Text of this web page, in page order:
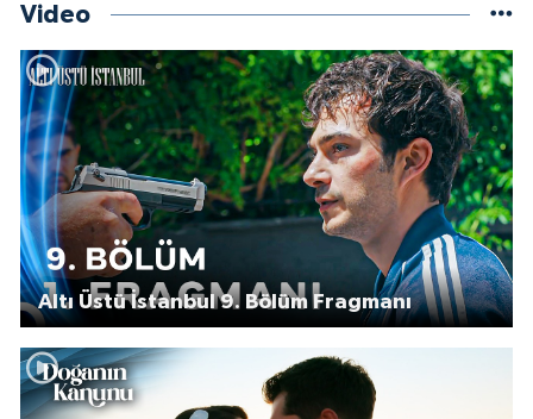
Video
Altı Üstü İstanbul 9. Bölüm Fragmanı